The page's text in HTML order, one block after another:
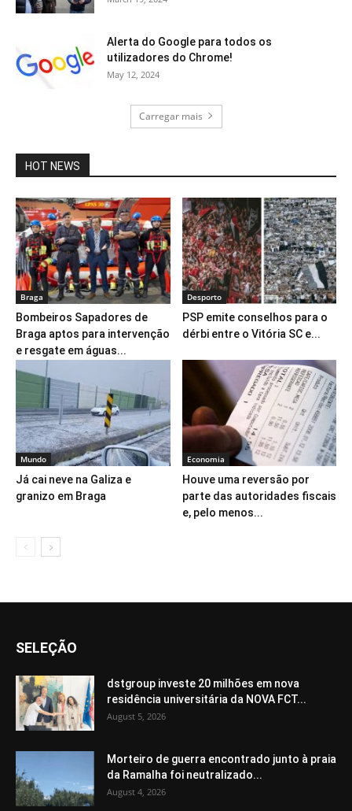
Alerta do Google para todos os
utilizadores do Chrome!
May 12, 2024
Carregar mais
HOT NEWS
Braga
Bombeiros Sapadores de
Braga aptos para intervenção
e resgate em águas...
Desporto
PSP emite conselhos para o
dérbi entre o Vitória SC e...
Mundo
Já cai neve na Galiza e
granizo em Braga
Economia
Houve uma reversão por
parte das autoridades fiscais
e, pelo menos...
SELEÇÃO
dstgroup investe 20 milhões em nova
residência universitária da NOVA FCT...
August 5, 2026
Morteiro de guerra encontrado junto à praia
da Ramalha foi neutralizado...
August 4, 2026